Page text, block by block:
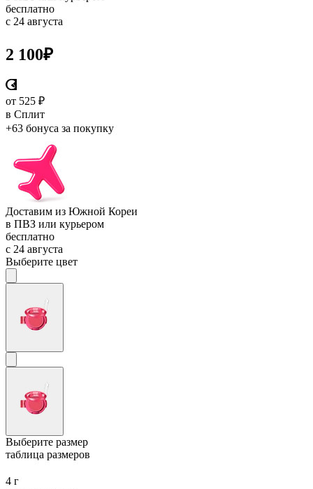
бесплатно
с 24 августа
2 100₽
от 525 ₽
в Сплит
+63 бонуса за покупку
Доставим из Южной Кореи
в ПВЗ или курьером
бесплатно
с 24 августа
Выберите цвет
Выберите размер
таблица размеров
4 г